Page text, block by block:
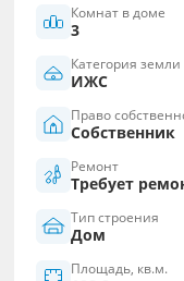
Комнат в доме
3
Категория земли
ИЖС
Право
Собственник
Ремонт
Требует
Тип строения
Дом
Площадь, кв.м.